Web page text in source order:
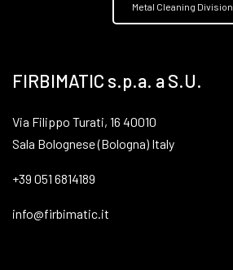
Metal Cleaning Division
FIRBIMATIC s.p.a. a S.U.
Via Filippo Turati, 16 40010
Sala Bolognese (Bologna) Italy
+39 051 6814189
info@firbimatic.it